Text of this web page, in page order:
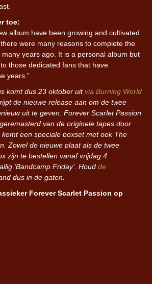
toe:
album have been growing and cultivated
were many reasons to complete the
years ago. It is a personal album but
those dedicated fans that have
years.”
komt dus 23 oktober uit via Burning World
de nieuwe release aan om de twee
uit te geven. Forever Scarlet Passion
van de originele tapes door
een speciale boxset met ook The
Zowel de nieuwe plaat als de twee
zijn te bestellen vanaf vrijdag 4
‘Bandcamp Friday’. Houd de
dus in de gaten.
Forever Scarlet Passion op